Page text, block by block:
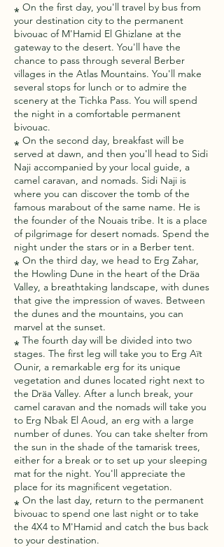
⁎ On the first day, you'll travel by bus from
your destination city to the permanent
bivouac of M'Hamid El Ghizlane at the
gateway to the desert. You'll have the
chance to pass through several Berber
villages in the Atlas Mountains. You'll make
several stops for lunch or to admire the
scenery at the Tichka Pass. You will spend
the night in a comfortable permanent
bivouac.
⁎ On the second day, breakfast will be
served at dawn, and then you'll head to Sidi
Naji accompanied by your local guide, a
camel caravan, and nomads. Sidi Naji is
where you can discover the tomb of the
famous marabout of the same name. He is
the founder of the Nouais tribe. It is a place
of pilgrimage for desert nomads. Spend the
night under the stars or in a Berber tent.
⁎ On the third day, we head to Erg Zahar,
the Howling Dune in the heart of the Dräa
Valley, a breathtaking landscape, with dunes
that give the impression of waves. Between
the dunes and the mountains, you can
marvel at the sunset.
⁎ The fourth day will be divided into two
stages. The first leg will take you to Erg Aït
Ounir, a remarkable erg for its unique
vegetation and dunes located right next to
the Dräa Valley. After a lunch break, your
camel caravan and the nomads will take you
to Erg Nbak El Aoud, an erg with a large
number of dunes. You can take shelter from
the sun in the shade of the tamarisk trees,
either for a break or to set up your sleeping
mat for the night. You'll appreciate the
place for its magnificent vegetation.
⁎ On the last day, return to the permanent
bivouac to spend one last night or to take
the 4X4 to M'Hamid and catch the bus back
to your destination.